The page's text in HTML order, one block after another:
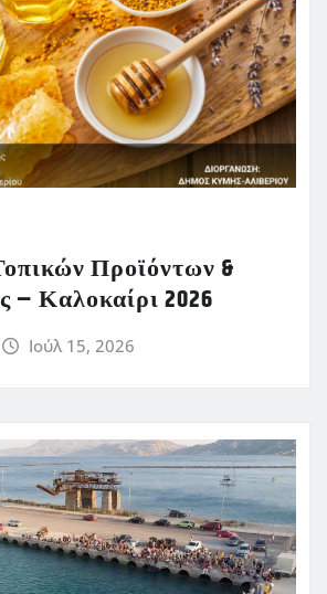
Προϊόντων &
– Καλοκαίρι 2026
Ιούλ 15, 2026